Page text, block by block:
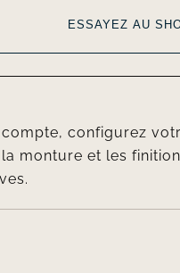
ESSAYEZ AU
configurez
la monture et les